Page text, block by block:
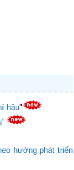
hậu"
hướng phát triển